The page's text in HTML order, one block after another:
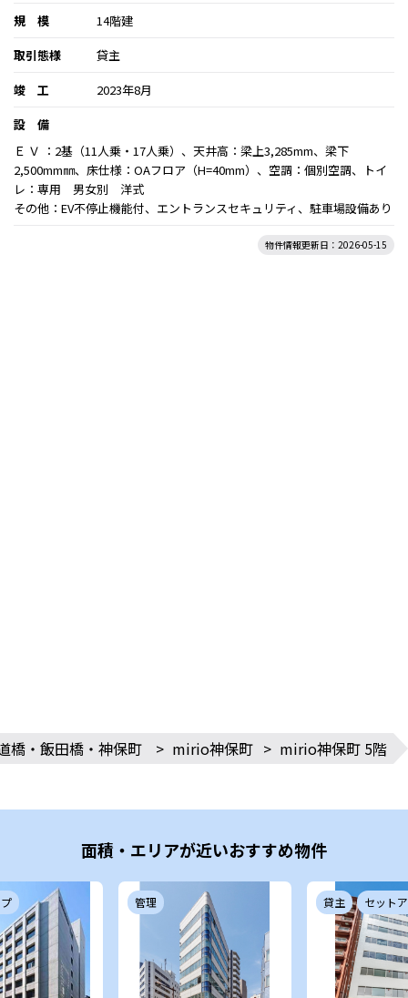
規 模
14階建
取引態様
貸主
竣 工
2023年8月
設 備
Ｅ Ｖ ：2基（11人乗・17人乗）、天井高：梁上3,285mm、梁下
2,500mm㎜、床仕様：OAフロア（H=40mm）、空調：個別空調、トイ
レ：専用 男女別 洋式
その他：EV不停止機能付、エントランスセキュリティ、駐車場設備あり
物件情報更新日：2026-05-15
橋・飯田橋・神保町 > mirio神保町 > mirio神保町 5階
面積・エリアが近いおすすめ物件
管理 貸主 セット